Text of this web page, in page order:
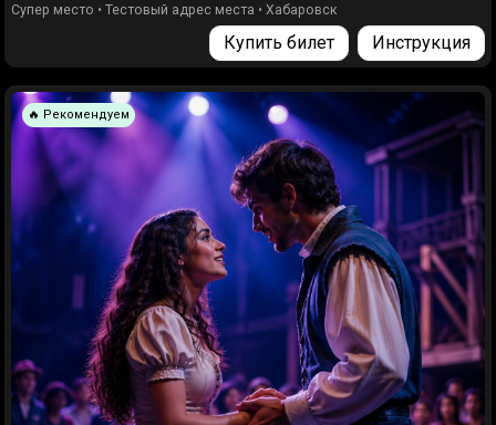
Супер место • Тестовый адрес места • Хабаровск
Купить билет Инструкция
🔥 Рекомендуем